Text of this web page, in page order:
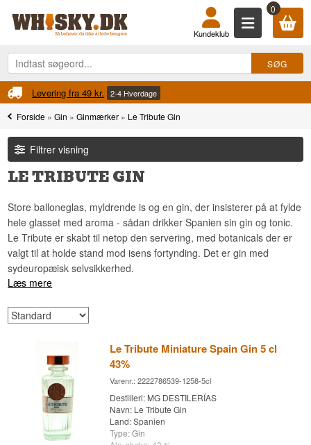
0
Kundeklub
Levering fra 49 kr. 2-4 Hverdage
Forside »Gin »Ginmærker » Le Tribute Gin
Filtrer visning
LE TRIBUTE GIN
Store balloneglas, myldrende is og en gin, der insisterer på at fylde
hele glasset med aroma - sådan drikker Spanien sin gin og tonic.
Le Tribute er skabt til netop den servering, med botanicals der er
valgt til at holde stand mod isens fortynding. Det er gin med
sydeuropæisk selvsikkerhed.
Læs mere
Le Tribute Miniature Spain Gin 5 cl
43%
Varenr.: 2222786539-1258-5cl
Destilleri: MG DESTILERÍAS
Navn: Le Tribute Gin
Land: Spanien
Type: Gin